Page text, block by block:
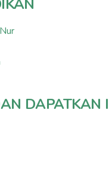
DAPATKAN